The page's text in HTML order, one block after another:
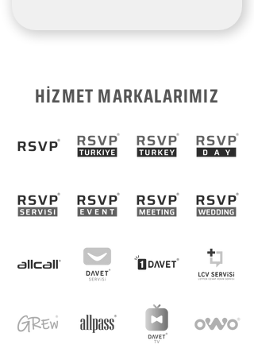
HİZMET MARKALARIMIZ